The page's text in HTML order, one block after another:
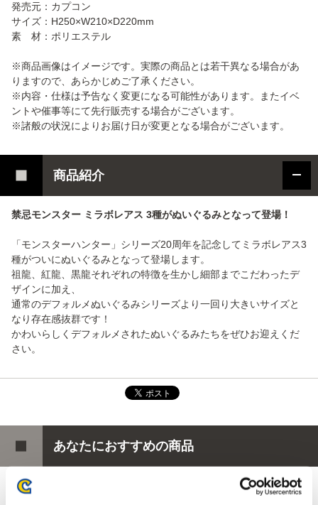
発売元：カプコン
サイズ：H250×W210×D220mm
素 材：ポリエステル
※商品画像はイメージです。実際の商品とは若干異なる場合があ
りますので、あらかじめご了承ください。
※内容・仕様は予告なく変更になる可能性があります。またイベ
ントや催事等にて先行販売する場合がございます。
※諸般の状況によりお届け日が変更となる場合がございます。
商品紹介
禁忌モンスター ミラボレアス 3種がぬいぐるみとなって登場！
「モンスターハンター」シリーズ20周年を記念してミラボレアス3
種がついにぬいぐるみとなって登場します。
祖龍、紅龍、黒龍それぞれの特徴を生かし細部までこだわったデ
ザインに加え、
通常のデフォルメぬいぐるみシリーズより一回り大きいサイズと
なり存在感抜群です！
かわいらしくデフォルメされたぬいぐるみたちをぜひお迎えくだ
さい。
あなたにおすすめの商品